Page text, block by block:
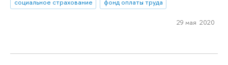
социальное страхование
фонд оплаты труда
29 мая 2020